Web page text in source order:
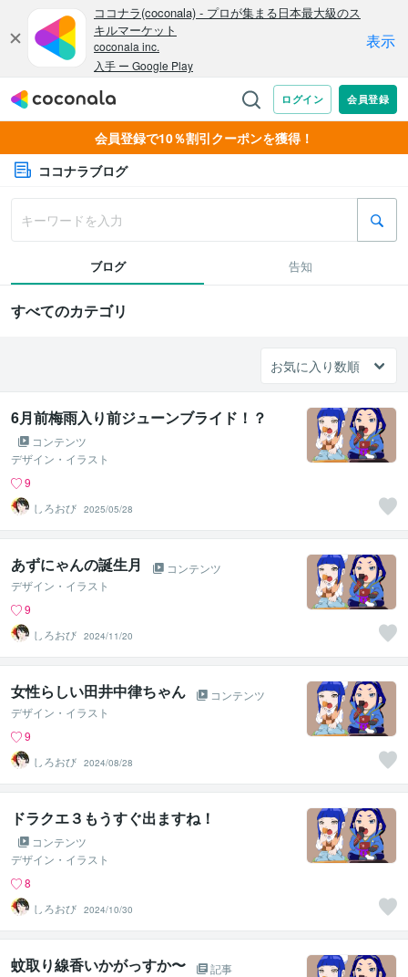
会員登録で10％割引クーポンを獲得！
ココナラブログ
ブログ 告知
すべてのカテゴリ
6月前梅雨入り前ジューンブライド！？
コンテンツ
デザイン・イラスト
9
しろおび 2025/05/28
あずにゃんの誕生月
コンテンツ
デザイン・イラスト
9
しろおび 2024/11/20
女性らしい田井中律ちゃん
コンテンツ
デザイン・イラスト
9
しろおび 2024/08/28
ドラクエ３もうすぐ出ますね！
コンテンツ
デザイン・イラスト
8
しろおび 2024/10/30
蚊取り線香いかがっすか〜
記事